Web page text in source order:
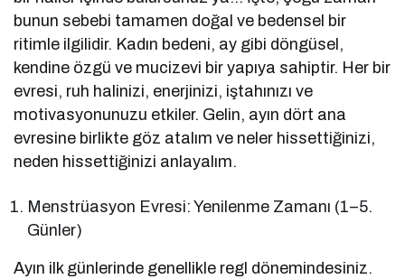
bunun sebebi tamamen doğal ve bedensel bir
ritimle ilgilidir. Kadın bedeni, ay gibi döngüsel,
kendine özgü ve mucizevi bir yapıya sahiptir. Her bir
evresi, ruh halinizi, enerjinizi, iştahınızı ve
motivasyonunuzu etkiler. Gelin, ayın dört ana
evresine birlikte göz atalım ve neler hissettiğinizi,
neden hissettiğinizi anlayalım.
Menstrüasyon Evresi: Yenilenme Zamanı (1–5.
Günler)
Ayın ilk günlerinde genellikle regl dönemindesiniz.